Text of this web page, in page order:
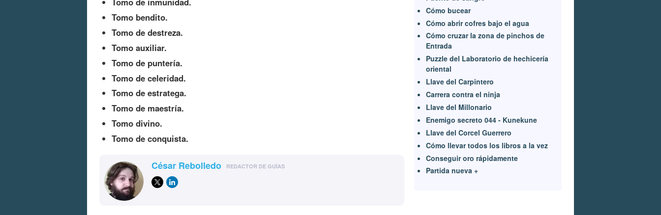
Tomo bendito.
Tomo de destreza.
Tomo auxiliar.
Tomo de puntería.
Tomo de celeridad.
Tomo de estratega.
Tomo de maestría.
Tomo divino.
Tomo de conquista.
César Rebolledo REDACTOR DE GUÍAS
Cómo bucear
Cómo abrir cofres bajo el agua
Cómo cruzar la zona de pinchos de
Entrada
Puzzle del Laboratorio de hechicería
oriental
Llave del Carpintero
Carrera contra el ninja
Llave del Millonario
Enemigo secreto 044 - Kunekune
Llave del Corcel Guerrero
Cómo llevar todos los libros a la vez
Conseguir oro rápidamente
Partida nueva +